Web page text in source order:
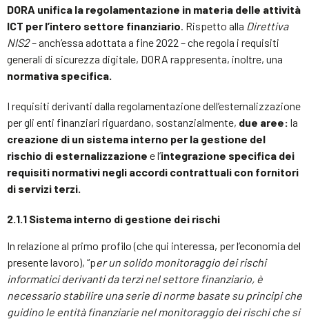
DORA unifica la regolamentazione in materia delle attività
ICT per l’intero settore finanziario. Rispetto alla Direttiva
NIS2– anch’essa adottata a fine 2022 – che regola i requisiti
generali di sicurezza digitale, DORA rappresenta, inoltre, una
normativa specifica.
I requisiti derivanti dalla regolamentazione dell’esternalizzazione
per gli enti finanziari riguardano, sostanzialmente, due aree: la
creazione di un sistema interno per la gestione del
rischio di esternalizzazione e l’integrazione specifica dei
requisiti normativi negli accordi contrattuali con fornitori
di servizi terzi.
2.1.1 Sistema interno di gestione dei rischi
In relazione al primo profilo (che qui interessa, per l’economia del
presente lavoro), “per un solido monitoraggio dei rischi
informatici derivanti da terzi nel settore finanziario, è
necessario stabilire una serie di norme basate su principi che
guidino le entità finanziarie nel monitoraggio dei rischi che si